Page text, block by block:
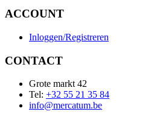
ACCOUNT
Inloggen/Registreren
CONTACT
Grote markt 42
Tel: +32 55 21 35 84
info@mercatum.be